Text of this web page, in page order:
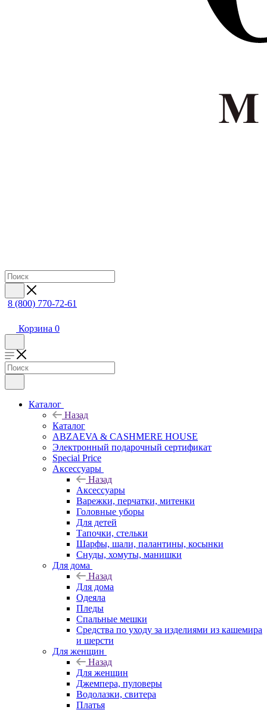
8 (800) 770-72-61
Корзина 0
Каталог
Назад
Каталог
ABZAEVA & CASHMERE HOUSE
Электронный подарочный сертификат
Special Price
Аксессуары
Назад
Аксессуары
Варежки, перчатки, митенки
Головные уборы
Для детей
Тапочки, стельки
Шарфы, шали, палантины, косынки
Снуды, хомуты, манишки
Для дома
Назад
Для дома
Одеяла
Пледы
Спальные мешки
Средства по уходу за изделиями из кашемира
и шерсти
Для женщин
Назад
Для женщин
Джемпера, пуловеры
Водолазки, свитера
Платья